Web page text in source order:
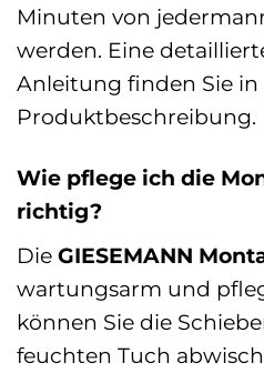
Minuten von
werden. Eine
Anleitung finden Sie in
Produktbeschreibung.
Wie pflege ich die
richtig?
Die GIESEMANN
wartungsarm und
können Sie die
feuchten Tuch